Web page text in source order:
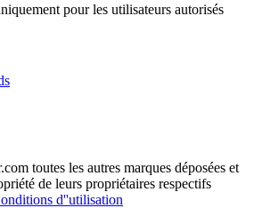
pour les utilisateurs autorisés
toutes les autres marques déposées et
de leurs propriétaires respectifs
d''utilisation